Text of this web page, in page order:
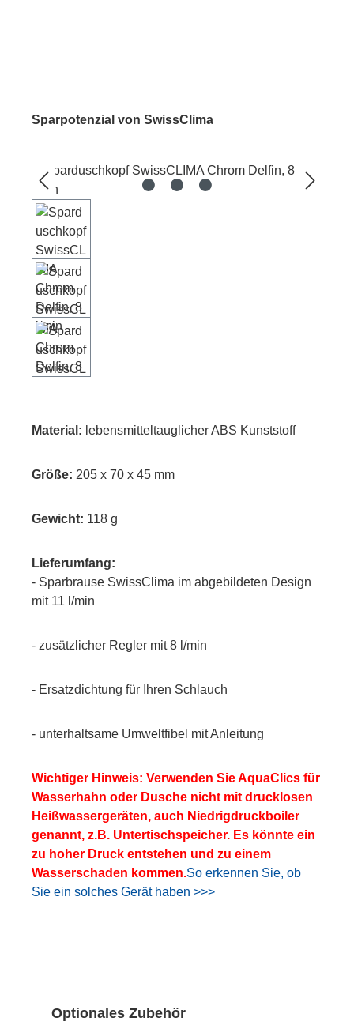
Sparpotenzial von SwissClima
Material: lebensmitteltauglicher ABS Kunststoff
Größe: 205 x 70 x 45 mm
Gewicht: 118 g
Lieferumfang:
- Sparbrause SwissClima im abgebildeten Design
mit 11 l/min
- zusätzlicher Regler mit 8 l/min
- Ersatzdichtung für Ihren Schlauch
- unterhaltsame Umweltfibel mit Anleitung
Wichtiger Hinweis: Verwenden Sie AquaClics für
Wasserhahn oder Dusche nicht mit drucklosen
Heißwassergeräten, auch Niedrigdruckboiler
genannt, z.B. Untertischspeicher. Es könnte ein
zu hoher Druck entstehen und zu einem
Wasserschaden kommen.So erkennen Sie, ob
Sie ein solches Gerät haben >>>
Produktgalerie überspringen
Optionales Zubehör